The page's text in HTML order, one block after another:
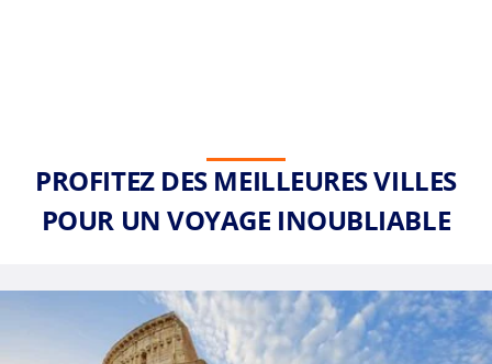
PROFITEZ DES MEILLEURES VILLES
POUR UN VOYAGE INOUBLIABLE